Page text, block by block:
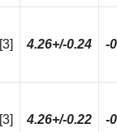
[3] 4.26+/-0.24 -
[3] 4.26+/-0.22 -